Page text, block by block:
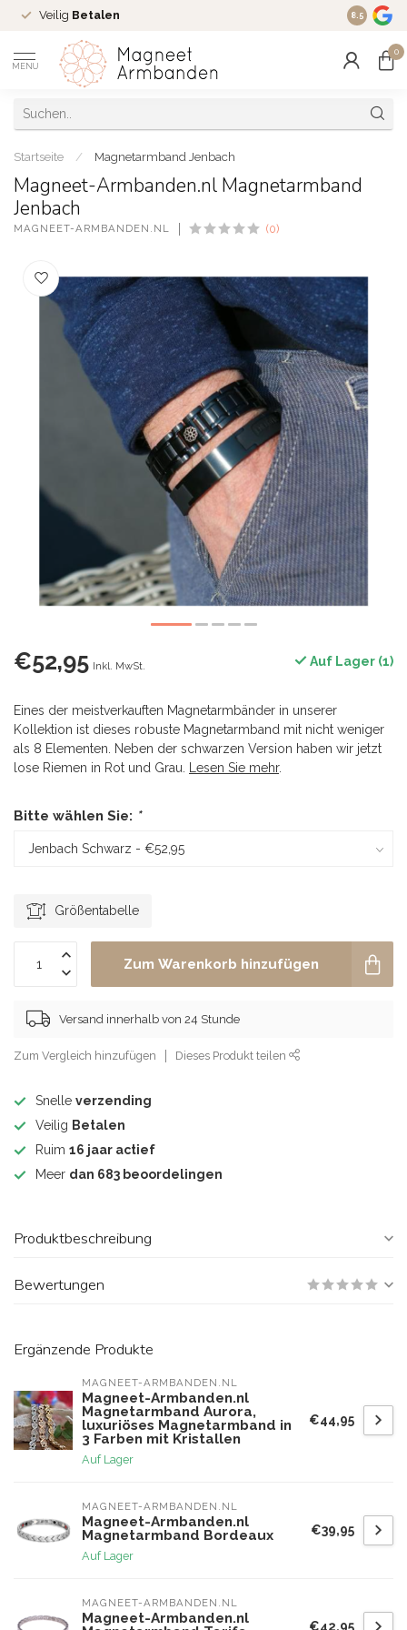
Veilig Betalen Ruim 16
8.5
MENU
0
Startseite / Magnetarmband Jenbach
Magneet-Armbanden.nl Magnetarmband
Jenbach
MAGNEET-ARMBANDEN.NL (0)
€52,95 Inkl. MwSt. Auf Lager (1)
Eines der meistverkauften Magnetarmbänder in unserer
Kollektion ist dieses robuste Magnetarmband mit nicht weniger
als 8 Elementen. Neben der schwarzen Version haben wir jetzt
lose Riemen in Rot und Grau.
Lesen Sie mehr.
Bitte wählen Sie: *
Größentabelle
Zum Warenkorb hinzufügen
Versand innerhalb von 24 Stunde
Zum Vergleich hinzufügen Dieses Produkt teilen
Snelle verzending
Veilig Betalen
Ruim 16 jaar actief
Meer dan 683 beoordelingen
Produktbeschreibung
Bewertungen
Ergänzende Produkte
MAGNEET-ARMBANDEN.NL
Magneet-Armbanden.nl
Magnetarmband Aurora,
luxuriöses Magnetarmband in
3 Farben mit Kristallen
Auf Lager
€44,95
MAGNEET-ARMBANDEN.NL
Magneet-Armbanden.nl
Magnetarmband Bordeaux
Auf Lager
€39,95
MAGNEET-ARMBANDEN.NL
Magneet-Armbanden.nl
€42,95